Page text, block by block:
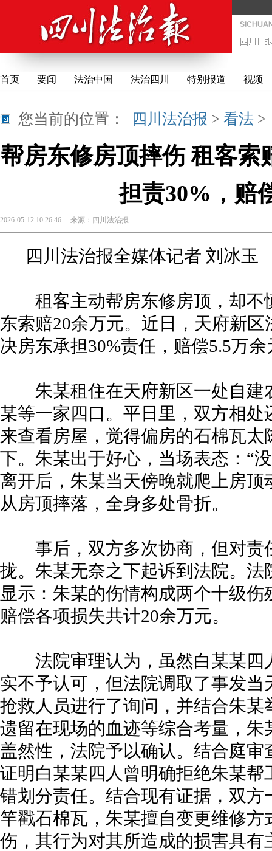
首页 要闻 法治中国 法治四川 特别报道 视频
您当前的位置： 四川法治报 > 看法
帮房东修房顶摔伤 租客索
担责30%，赔
2026-05-12 10:26:46 来源： 四川法治报
四川法治报全媒体记者 刘冰玉
租客主动帮房东修房顶，却不
东索赔20余万元。近日，天府新
决房东承担30%责任，赔偿5.5万余
朱某租住在天府新区一处自建
某等一家四口。平日里，双方相
来查看房屋，觉得偏房的石棉瓦
下。朱某出于好心，当场表态：“
离开后，朱某当天傍晚就爬上房
从房顶摔落，全身多处骨折。
事后，双方多次协商，但对责
拢。朱某无奈之下起诉到法院。
显示：朱某的伤情构成两个十级
赔偿各项损失共计20余万元。
法院审理认为，虽然白某某四
实不予认可，但法院调取了事发当
抢救人员进行了询问，并结合朱
遗留在现场的血迹等综合考量，
盖然性，法院予以确认。结合庭
证明白某某四人曾明确拒绝朱某
错划分责任。结合现有证据，双
竿戳石棉瓦，朱某擅自变更维修
伤，其行为对其所造成的损害具